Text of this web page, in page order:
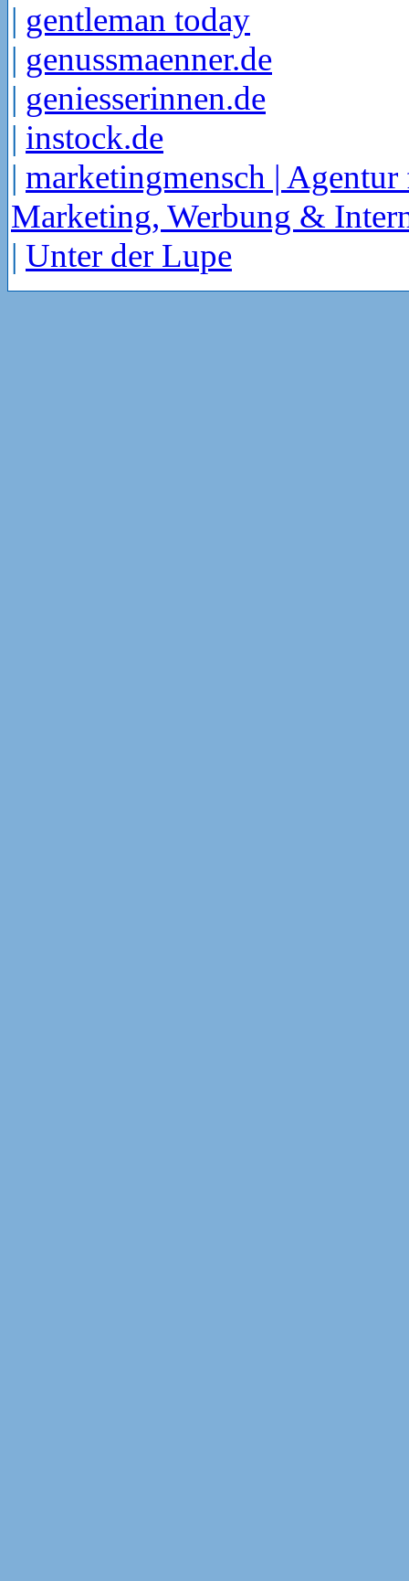
| gentleman today
| genussmaenner.de
| geniesserinnen.de
| instock.de
| marketingmensch | Agentur
Marketing, Werbung &
| Unter der Lupe